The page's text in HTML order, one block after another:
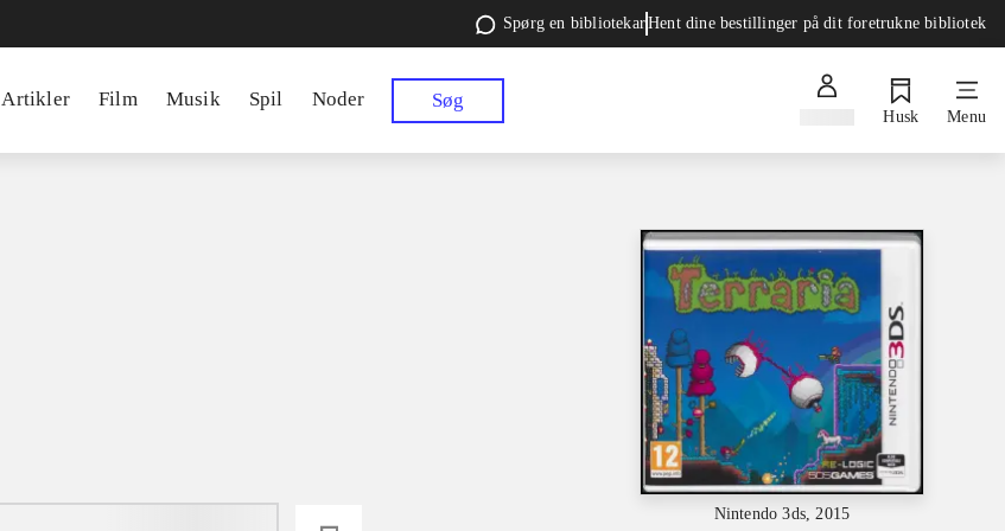
Spørg en bibliotekarHent dine bestillinger på dit foretrukne bibliotek
Artikler Film Musik Spil Noder Søg
Husk Menu
Nintendo 3ds, 2015